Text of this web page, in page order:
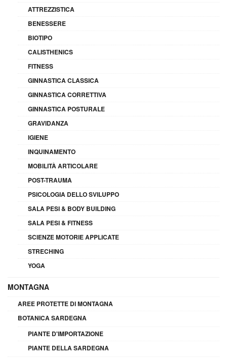
ATTREZZISTICA
BENESSERE
BIOTIPO
CALISTHENICS
FITNESS
GINNASTICA CLASSICA
GINNASTICA CORRETTIVA
GINNASTICA POSTURALE
GRAVIDANZA
IGIENE
INQUINAMENTO
MOBILITÀ ARTICOLARE
POST-TRAUMA
PSICOLOGIA DELLO SVILUPPO
SALA PESI & BODY BUILDING
SALA PESI & FITNESS
SCIENZE MOTORIE APPLICATE
STRECHING
YOGA
MONTAGNA
AREE PROTETTE DI MONTAGNA
BOTANICA SARDEGNA
PIANTE D'IMPORTAZIONE
PIANTE DELLA SARDEGNA